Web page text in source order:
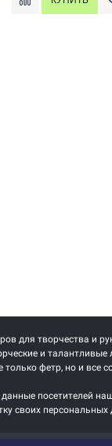
для творчества и
и
только фетр, но и все
посетителей
своих